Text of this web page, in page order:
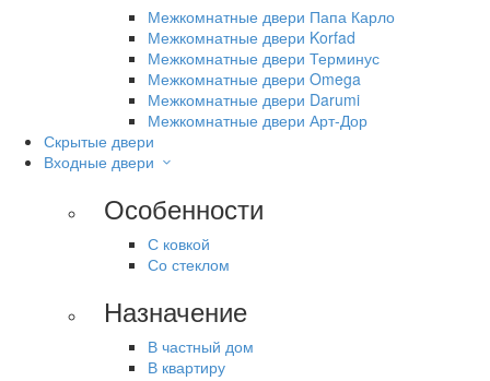
Межкомнатные двери Папа Карло
Межкомнатные двери Korfad
Межкомнатные двери Терминус
Межкомнатные двери Omega
Межкомнатные двери Darumi
Межкомнатные двери Арт-Дор
Скрытые двери
Входные двери
Особенности
С ковкой
Со стеклом
Назначение
В частный дом
В квартиру